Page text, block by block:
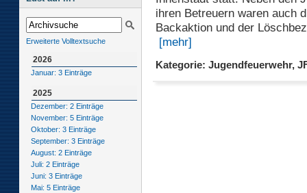
Erweiterte Volltextsuche
2026
Januar: 3 Einträge
2025
Dezember: 2 Einträge
November: 5 Einträge
Oktober: 3 Einträge
September: 3 Einträge
August: 2 Einträge
Juli: 2 Einträge
Juni: 3 Einträge
Mai: 5 Einträge
ihren Betreuern waren auch
Backaktion und der
[mehr]
Kategorie: Jugendfeuerwehr,